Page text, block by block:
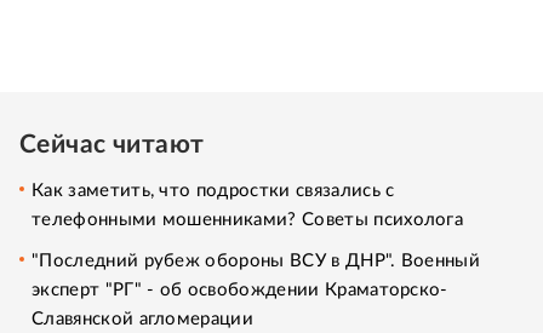
Сейчас читают
Как заметить, что подростки связались с
телефонными мошенниками? Советы психолога
"Последний рубеж обороны ВСУ в ДНР". Военный
эксперт "РГ" - об освобождении Краматорско-
Славянской агломерации